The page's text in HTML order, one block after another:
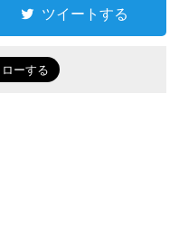
ツイートする